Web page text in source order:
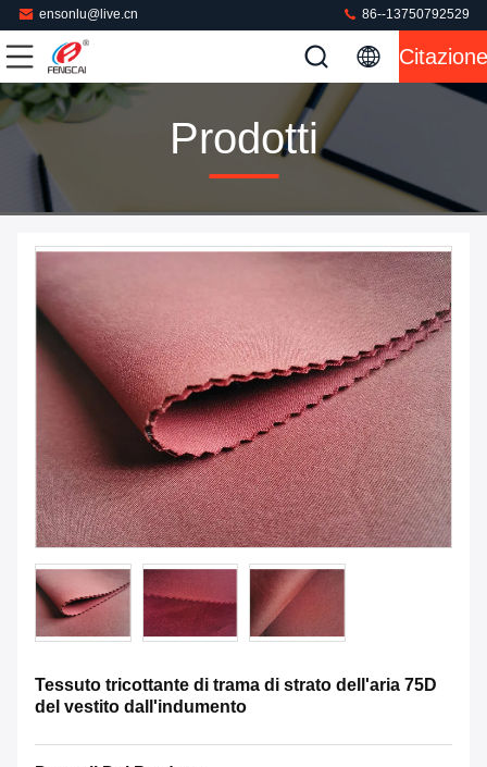
ensonlu@live.cn 86--13750792529
Citazione
Prodotti
Tessuto tricottante di trama di strato dell'aria 75D
del vestito dall'indumento